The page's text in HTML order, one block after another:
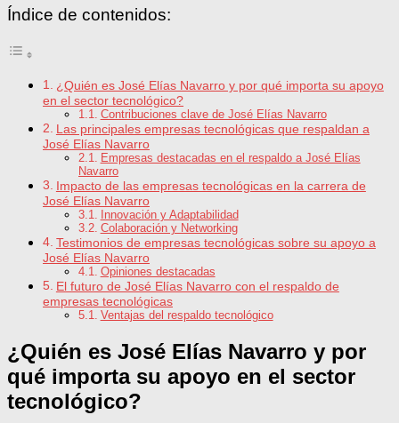
Índice de contenidos:
¿Quién es José Elías Navarro y por qué importa su apoyo
en el sector tecnológico?
Contribuciones clave de José Elías Navarro
Las principales empresas tecnológicas que respaldan a
José Elías Navarro
Empresas destacadas en el respaldo a José Elías
Navarro
Impacto de las empresas tecnológicas en la carrera de
José Elías Navarro
Innovación y Adaptabilidad
Colaboración y Networking
Testimonios de empresas tecnológicas sobre su apoyo a
José Elías Navarro
Opiniones destacadas
El futuro de José Elías Navarro con el respaldo de
empresas tecnológicas
Ventajas del respaldo tecnológico
¿Quién es José Elías Navarro y por
qué importa su apoyo en el sector
tecnológico?